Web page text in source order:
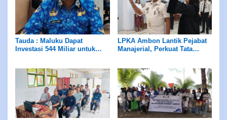
Tauda : Maluku Dapat
Investasi 544 Miliar untuk
LPKA Ambon Lantik Pejabat
Manajerial, Perkuat Tata